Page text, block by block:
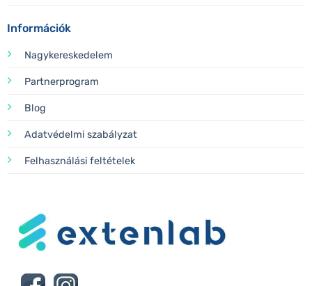
Információk
Nagykereskedelem
Partnerprogram
Blog
Adatvédelmi szabályzat
Felhasználási feltételek